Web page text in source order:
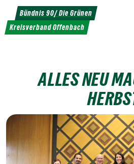
Weiter
zum
Inhalt
Bündnis 90/ Die Grünen
Kreisverband Offenbach
ALLES NEU